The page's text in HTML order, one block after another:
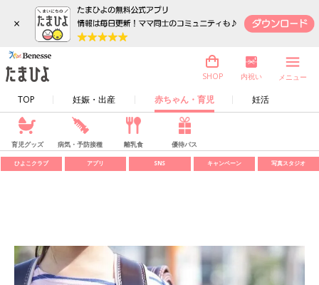
×
TOP 妊娠・出産 赤ちゃん・育児 妊活
SHOP 内祝い メニュー
育児グッズ 病気・予防接種 離乳食 優待パス
ひよこクラブ アプリ SNS キャンペーン 写真スタジオ